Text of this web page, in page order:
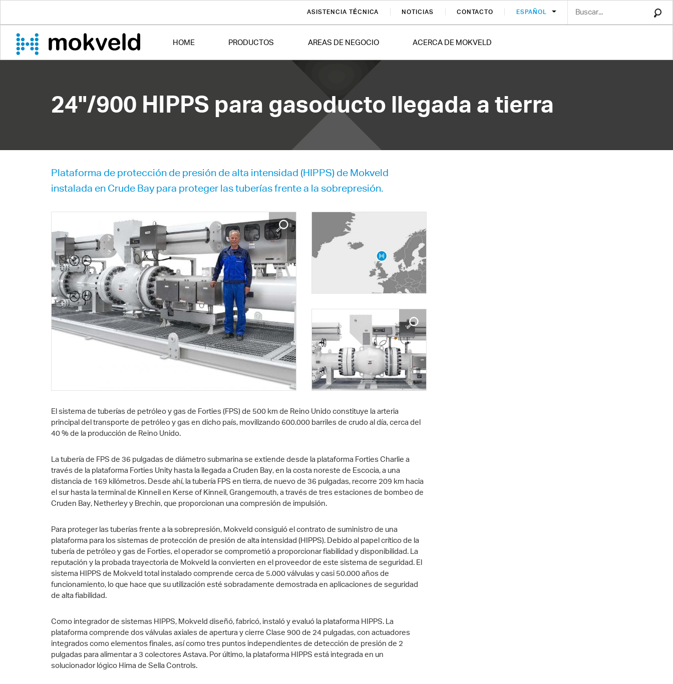
ASISTENCIA TÉCNICA NOTICIAS CONTACTO ESPAÑOL
HOME PRODUCTOS AREAS DE NEGOCIO ACERCA DE MOKVELD
24"/900 HIPPS para gasoducto llegada a tierra
Plataforma de protección de presión de alta intensidad (HIPPS) de Mokveld
instalada en Crude Bay para proteger las tuberías frente a la sobrepresión.
El sistema de tuberías de petróleo y gas de Forties (FPS) de 500 km de Reino Unido constituye la arteria
principal del transporte de petróleo y gas en dicho país, movilizando 600.000 barriles de crudo al día, cerca del
40 % de la producción de Reino Unido.
La tubería de FPS de 36 pulgadas de diámetro submarina se extiende desde la plataforma Forties Charlie a
través de la plataforma Forties Unity hasta la llegada a Cruden Bay, en la costa noreste de Escocia, a una
distancia de 169 kilómetros. Desde ahí, la tubería FPS en tierra, de nuevo de 36 pulgadas, recorre 209 km hacia
el sur hasta la terminal de Kinneil en Kerse of Kinneil, Grangemouth, a través de tres estaciones de bombeo de
Cruden Bay, Netherley y Brechin, que proporcionan una compresión de impulsión.
Para proteger las tuberías frente a la sobrepresión, Mokveld consiguió el contrato de suministro de una
plataforma para los sistemas de protección de presión de alta intensidad (HIPPS). Debido al papel crítico de la
tubería de petróleo y gas de Forties, el operador se comprometió a proporcionar fiabilidad y disponibilidad. La
reputación y la probada trayectoria de Mokveld la convierten en el proveedor de este sistema de seguridad. El
sistema HIPPS de Mokveld total instalado comprende cerca de 5.000 válvulas y casi 50.000 años de
funcionamiento, lo que hace que su utilización esté sobradamente demostrada en aplicaciones de seguridad
de alta fiabilidad.
Como integrador de sistemas HIPPS, Mokveld diseñó, fabricó, instaló y evaluó la plataforma HIPPS. La
plataforma comprende dos válvulas axiales de apertura y cierre Clase 900 de 24 pulgadas, con actuadores
integrados como elementos finales, así como tres puntos independientes de detección de presión de 2
pulgadas para alimentar a 3 colectores Astava. Por último, la plataforma HIPPS está integrada en un
solucionador lógico Hima de Sella Controls.